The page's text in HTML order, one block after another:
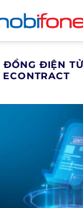
ĐỒNG ĐIỆN
ECONTRACT